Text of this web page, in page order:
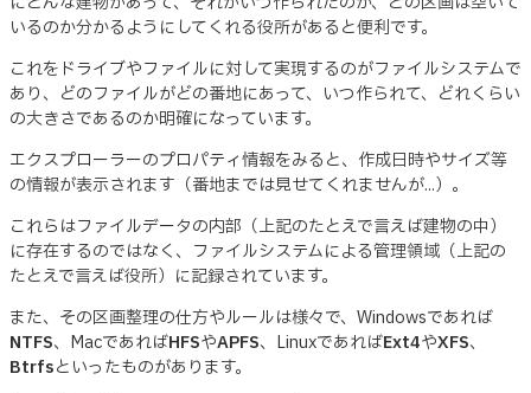
いるのか分かるようにしてくれる役所があると便利です。
これをドライブやファイルに対して実現するのがファイルシステムで
あり、どのファイルがどの番地にあって、いつ作られて、どれくらい
の大きさであるのか明確になっています。
エクスプローラーのプロパティ情報をみると、作成日時やサイズ等
の情報が表示されます（番地までは見せてくれませんが...）。
これらはファイルデータの内部（上記のたとえで言えば建物の中）
に存在するのではなく、ファイルシステムによる管理領域（上記の
たとえで言えば役所）に記録されています。
また、その区画整理の仕方やルールは様々で、Windowsであれば
NTFS、MacであればHFSやAPFS、LinuxであればExt4やXFS、
Btrfsといったものがあります。